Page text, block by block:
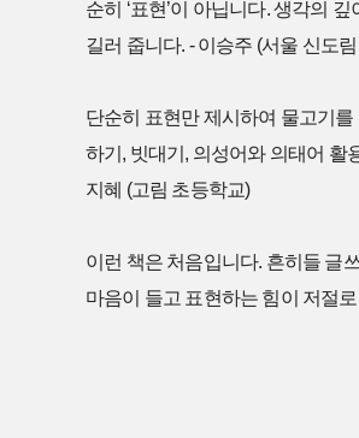
순히 ‘표현’이 아닙니다. 생각의
길러 줍니다. - 이승주 (서울 신도
단순히 표현만 제시하여 물고기
하기, 빗대기, 의성어와 의태어 활
지혜 (고림 초등학교)
이런 책은 처음입니다. 흔히들 글
마음이 들고 표현하는 힘이 저절